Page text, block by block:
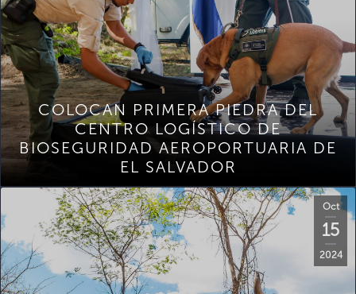
COLOCAN PRIMERA PIEDRA DEL
CENTRO LOGÍSTICO DE
BIOSEGURIDAD AEROPORTUARIA DE
EL SALVADOR
Oct
15
2024